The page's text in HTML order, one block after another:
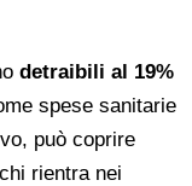
detraibili al 19%
spese sanitarie
può coprire
rientra nei